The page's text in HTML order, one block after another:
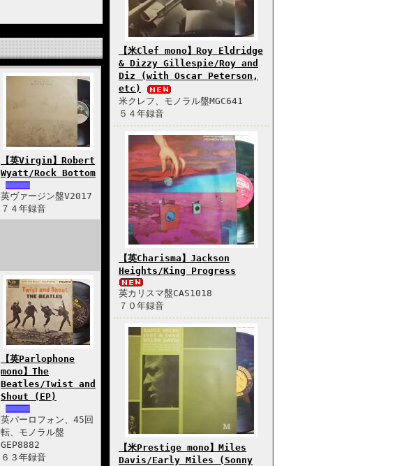
【英Virgin】Robert
Wyatt/Rock Bottom
英ヴァージン盤V2017
７４年録音
【英Parlophone
mono】The
Beatles/Twist and
Shout (EP)
英パーロフォン、45回
転、モノラル盤
GEP8882
６３年録音
【米Clef mono】Roy Eldridge
& Dizzy Gillespie/Roy and
Diz (with Oscar Peterson,
etc)
米クレフ、モノラル盤MGC641
５４年録音
【英Charisma】Jackson
Heights/King Progress
英カリスマ盤CAS1018
７０年録音
【米Prestige mono】Miles
Davis/Early Miles (Sonny